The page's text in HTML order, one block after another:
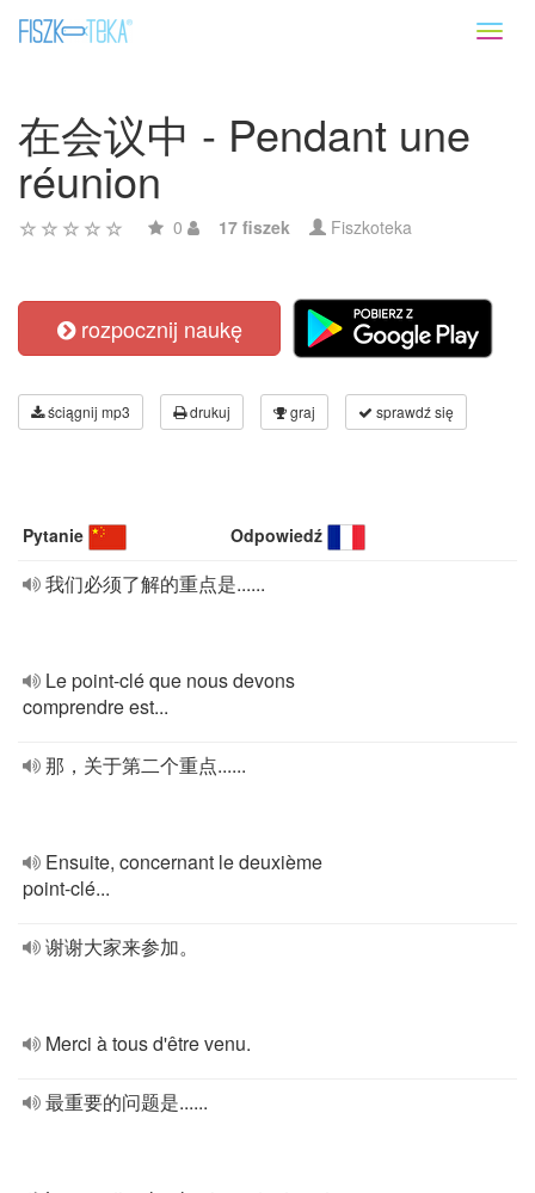
在会议中 - Pendant une
réunion
0 17 fiszek Fiszkoteka
rozpocznij naukę
ściągnij mp3 drukuj graj sprawdź się
Pytanie Odpowiedź
我们必须了解的重点是......
Le point-clé que nous devons
comprendre est...
那，关于第二个重点......
Ensuite, concernant le deuxième
point-clé...
谢谢大家来参加。
Merci à tous d'être venu.
最重要的问题是......